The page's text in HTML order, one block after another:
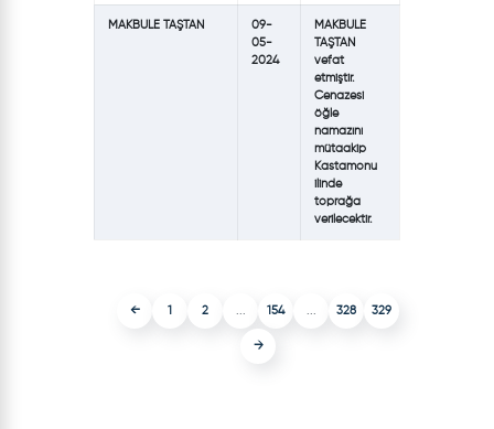
MAKBULE TAŞTAN
09-
05-
2024
MAKBULE
TAŞTAN
vefat
etmiştir.
Cenazesi
öğle
namazını
mütaakip
Kastamonu
ilinde
toprağa
verilecektir.
← 1 2 154 328 329
→